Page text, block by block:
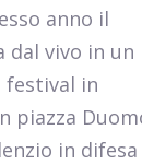
anno il
dal vivo in un
festival in
piazza
in difesa